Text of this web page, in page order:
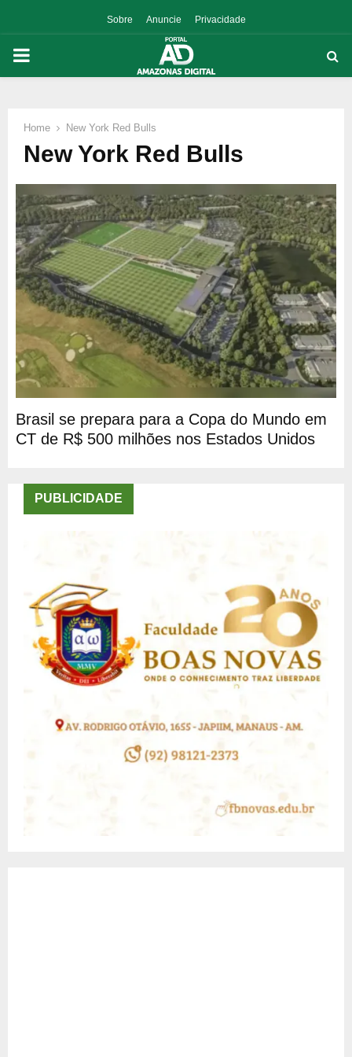
Sobre Anuncie Privacidade
PRIMARY
Home New York Red Bulls
New York Red Bulls
Brasil se prepara para a Copa do Mundo em
CT de R$ 500 milhões nos Estados Unidos
PUBLICIDADE